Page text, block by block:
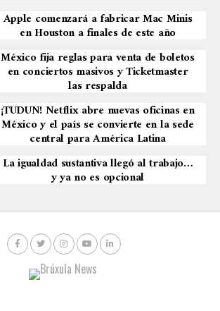
Apple comenzará a fabricar Mac Minis
en Houston a finales de este año
México fija reglas para venta de boletos
en conciertos masivos y Ticketmaster
las respalda
¡TUDUN! Netflix abre nuevas oficinas en
México y el país se convierte en la sede
central para América Latina
La igualdad sustantiva llegó al trabajo…
y ya no es opcional